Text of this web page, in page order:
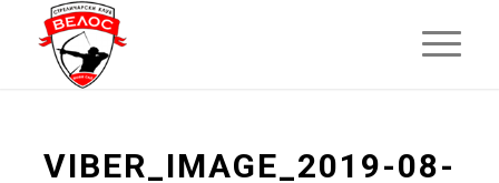
VIBER_IMAGE_2019-08-